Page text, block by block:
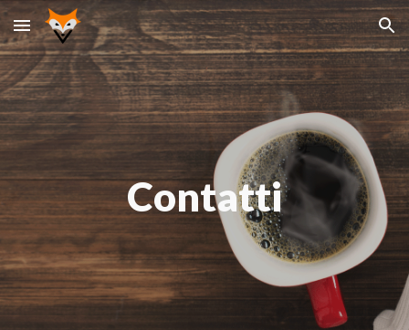
Skip to main content Skip to navigation
Contatti